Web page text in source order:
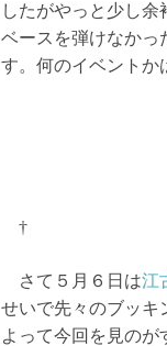
したがやっと少し
ベースを弾けなかっ
す。何のイベントか
†
さて５月６日は江
せいで先々のブッキ
よって今回を見の